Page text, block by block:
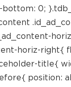
0;
horiz-right{
title{
position: